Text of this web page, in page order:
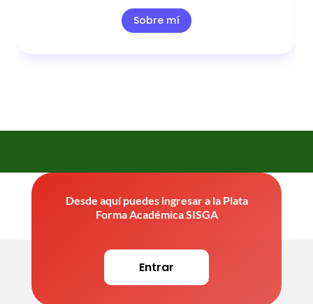
Sobre mí
Desde aquí puedes ingresar a la Plata
Forma Académica SISGA
Entrar